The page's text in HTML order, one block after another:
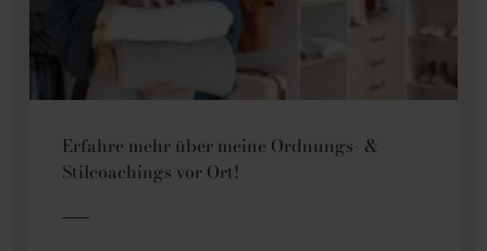
Erfahre mehr über meine Ordnungs- &
Stilcoachings vor Ort!